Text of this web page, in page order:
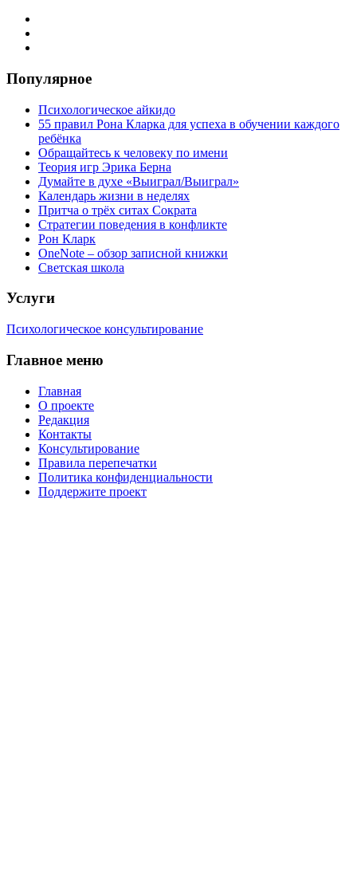
Популярное
Психологическое айкидо
55 правил Рона Кларка для успеха в обучении каждого
ребёнка
Обращайтесь к человеку по имени
Теория игр Эрика Берна
Думайте в духе «Выиграл/Выиграл»
Календарь жизни в неделях
Притча о трёх ситах Сократа
Стратегии поведения в конфликте
Рон Кларк
OneNote – обзор записной книжки
Светская школа
Услуги
Психологическое консультирование
Главное меню
Главная
О проекте
Редакция
Контакты
Консультирование
Правила перепечатки
Политика конфиденциальности
Поддержите проект